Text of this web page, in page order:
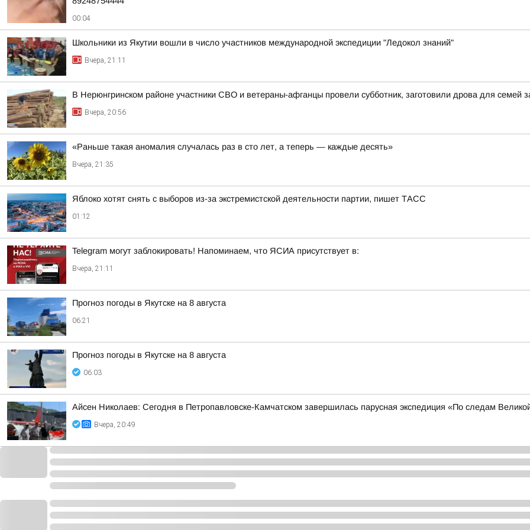
00:04
Школьники из Якутии вошли в число участников международной экспедиции "Ледокол знаний"
Вчера, 21:11
В Нерюнгринском районе участники СВО и ветераны-афганцы провели субботник, заготовили дрова для семей
Вчера, 20:56
«Раньше такая аномалия случалась раз в сто лет, а теперь — каждые десять»
Вчера, 21:35
Яблоко хотят снять с выборов из-за экстремистской деятельности партии, пишет ТАСС
01:12
Telegram могут заблокировать! Напоминаем, что ЯСИА присутствует в:
Вчера, 21:11
Прогноз погоды в Якутске на 8 августа
06:21
Прогноз погоды в Якутске на 8 августа
06:03
Айсен Николаев: Сегодня в Петропавловске-Камчатском завершилась парусная экспедиция «По следам
Вчера, 20:49